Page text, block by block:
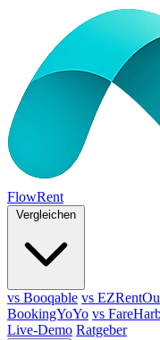
FlowRent
Vergleichen
vs Booqable vs
BookingYoYo vs
Live-Demo Ratgeber